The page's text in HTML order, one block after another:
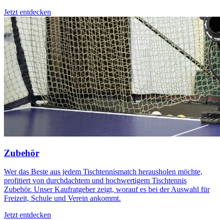
Jetzt entdecken
Zubehör
Wer das Beste aus jedem Tischtennismatch herausholen möchte,
profitiert von durchdachtem und hochwertigem Tischtennis
Zubehör. Unser Kaufratgeber zeigt, worauf es bei der Auswahl für
Freizeit, Schule und Verein ankommt.
Jetzt entdecken